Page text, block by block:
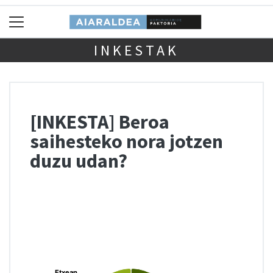
INKESTAK
[INKESTA] Beroa
saihesteko nora jotzen
duzu udan?